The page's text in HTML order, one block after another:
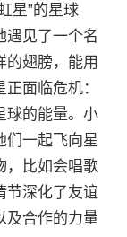
星”的星球
遇见了一个名
的翅膀，能用
面临危机：
球的能量。小
们一起飞向星
，比如会唱歌
节深化了友谊
及合作的力量